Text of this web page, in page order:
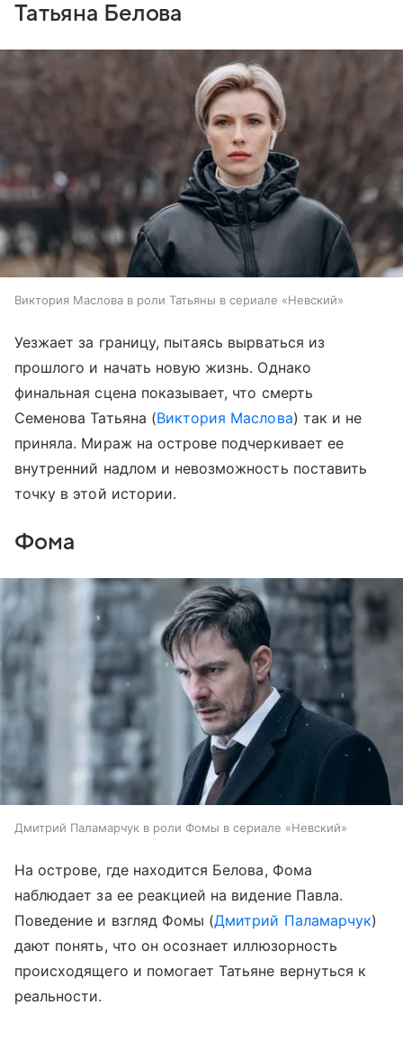
Татьяна Белова
Виктория Маслова в роли Татьяны в сериале «Невский»
Уезжает за границу, пытаясь вырваться из
прошлого и начать новую жизнь. Однако
финальная сцена показывает, что смерть
Семенова Татьяна (Виктория Маслова) так и не
приняла. Мираж на острове подчеркивает ее
внутренний надлом и невозможность поставить
точку в этой истории.
Фома
Дмитрий Паламарчук в роли Фомы в сериале «Невский»
На острове, где находится Белова, Фома
наблюдает за ее реакцией на видение Павла.
Поведение и взгляд Фомы (Дмитрий Паламарчук)
дают понять, что он осознает иллюзорность
происходящего и помогает Татьяне вернуться к
реальности.